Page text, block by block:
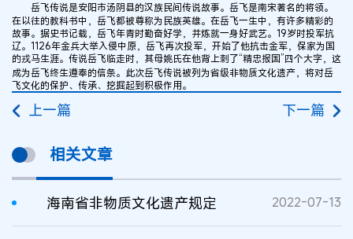
岳飞传说是安阳市汤阴县的汉族民间传说故事。岳飞是南宋著名的将领。
在以往的教科书中，岳飞都被尊称为民族英雄。在岳飞一生中，有许多精彩的
故事。据史书记载，岳飞年青时勤奋好学，并炼就一身好武艺。19岁时投军抗
辽。1126年金兵大举入侵中原，岳飞再次投军，开始了他抗击金军，保家为国
的戎马生涯。传说岳飞临走时，其母姚氏在他背上刺了“精忠报国”四个大字，这
成为岳飞终生遵奉的信条。此次岳飞传说被列为省级非物质文化遗产，将对岳
飞文化的保护、传承、挖掘起到积极作用。
上一篇 下一篇
相关文章
海南省非物质文化遗产规定 2022-07-13